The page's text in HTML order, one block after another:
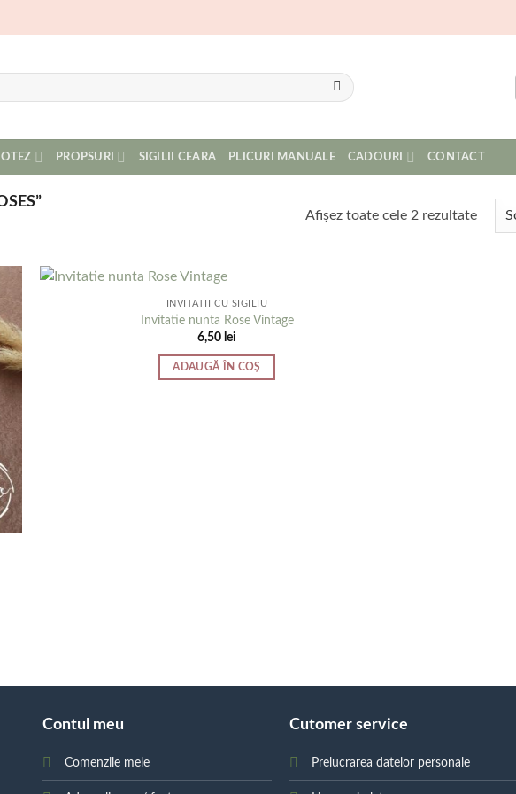
PROPSURI SIGILII CEARA PLICURI MANUALE CADOURI CONTACT
Afișez toate cele 2 rezultateSortat
după
INVITATII CU SIGILIU
Invitatie nunta Rose Vintage
6,50 lei
ADAUGĂ ÎN COȘ
Contul meu
Comenzile mele
Cutomer service
Prelucrarea datelor personale